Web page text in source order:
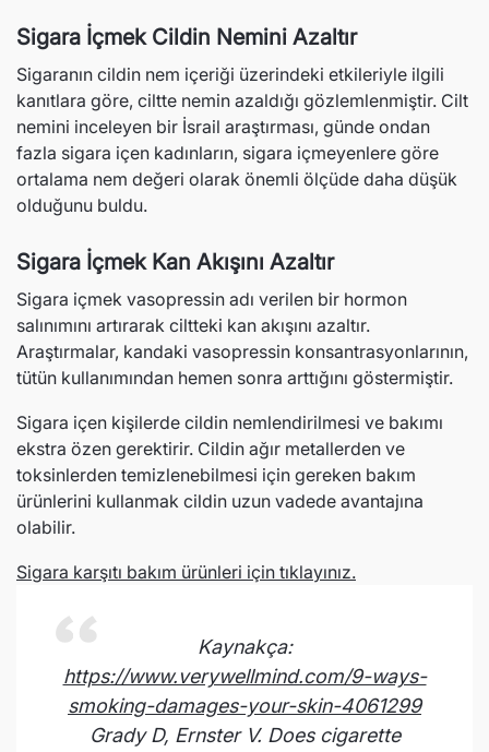
Sigara İçmek Cildin Nemini Azaltır
Sigaranın cildin nem içeriği üzerindeki etkileriyle ilgili
kanıtlara göre, ciltte nemin azaldığı gözlemlenmiştir. Cilt
nemini inceleyen bir İsrail araştırması, günde ondan
fazla sigara içen kadınların, sigara içmeyenlere göre
ortalama nem değeri olarak önemli ölçüde daha düşük
olduğunu buldu.
Sigara İçmek Kan Akışını Azaltır
Sigara içmek vasopressin adı verilen bir hormon
salınımını artırarak ciltteki kan akışını azaltır.
Araştırmalar, kandaki vasopressin konsantrasyonlarının,
tütün kullanımından hemen sonra arttığını göstermiştir.
Sigara içen kişilerde cildin nemlendirilmesi ve bakımı
ekstra özen gerektirir. Cildin ağır metallerden ve
toksinlerden temizlenebilmesi için gereken bakım
ürünlerini kullanmak cildin uzun vadede avantajına
olabilir.
Sigara karşıtı bakım ürünleri için tıklayınız.
Kaynakça:
https://www.verywellmind.com/9-ways-
smoking-damages-your-skin-4061299
Grady D, Ernster V. Does cigarette